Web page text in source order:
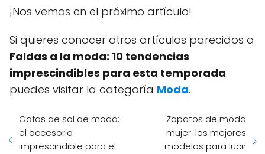
¡Nos vemos en el próximo artículo!
Si quieres conocer otros artículos parecidos a
Faldas a la moda: 10 tendencias
imprescindibles para esta temporada
puedes visitar la categoría Moda.
Gafas de sol de moda:
el accesorio
imprescindible para el
Zapatos de moda
mujer: los mejores
modelos para lucir